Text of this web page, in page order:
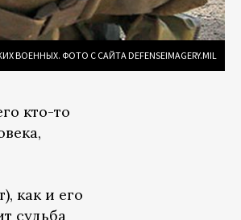
ФОТО С САЙТА DEFENSEIMAGERY.MIL
кто-то
как и его
судьба